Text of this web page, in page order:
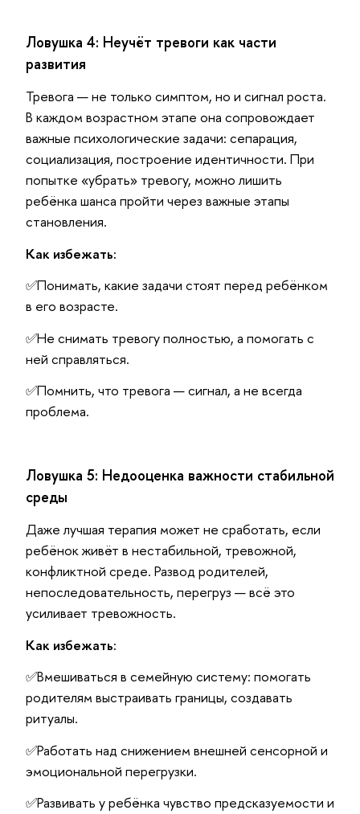
Ловушка 4: Неучёт тревоги как части
развития
Тревога — не только симптом, но и сигнал роста.
В каждом возрастном этапе она сопровождает
важные психологические задачи: сепарация,
социализация, построение идентичности. При
попытке «убрать» тревогу, можно лишить
ребёнка шанса пройти через важные этапы
становления.
Как избежать:
✅Понимать, какие задачи стоят перед ребёнком
в его возрасте.
✅Не снимать тревогу полностью, а помогать с
ней справляться.
✅Помнить, что тревога — сигнал, а не всегда
проблема.
Ловушка 5: Недооценка важности стабильной
среды
Даже лучшая терапия может не сработать, если
ребёнок живёт в нестабильной, тревожной,
конфликтной среде. Развод родителей,
непоследовательность, перегруз — всё это
усиливает тревожность.
Как избежать:
✅Вмешиваться в семейную систему: помогать
родителям выстраивать границы, создавать
ритуалы.
✅Работать над снижением внешней сенсорной и
эмоциональной перегрузки.
✅Развивать у ребёнка чувство предсказуемости и